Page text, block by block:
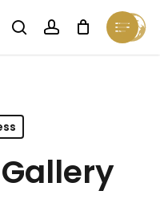
searchaccount
Menu
Close
Cart